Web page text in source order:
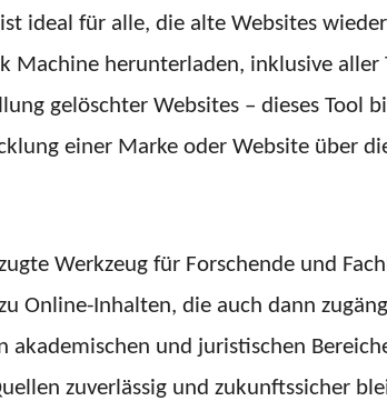
ideal für alle, die alte Websites
Machine herunterladen, inklusive aller
gelöschter Websites – dieses Tool
einer Marke oder Website über
Werkzeug für Forschende und
Online-Inhalten, die auch dann
akademischen und juristischen
zuverlässig und zukunftssicher